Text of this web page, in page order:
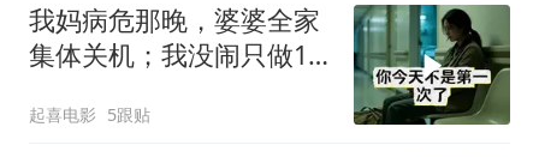
我妈病危那晚，婆婆全家
集体关机；我没闹只做1
你是不是疯了？
起喜电影 5跟贴